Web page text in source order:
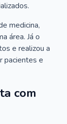
medicina,
área. Já o
e realizou a
pacientes e
com